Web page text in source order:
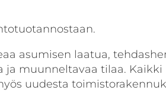
asumisen laatua,
ja muunneltavaa tilaa.
uudesta